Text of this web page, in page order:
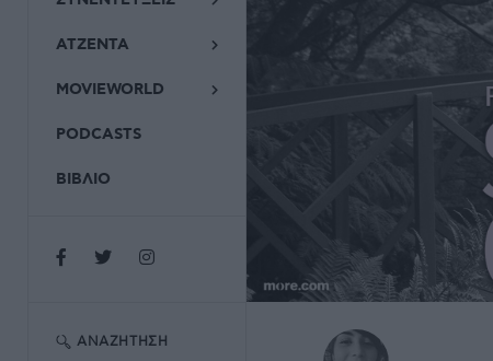
ΑΤΖΕΝΤΑ
MOVIEWORLD
PODCASTS
ΒΙΒΛΙΟ
ΑΝΑΖΉΤΗΣΗ